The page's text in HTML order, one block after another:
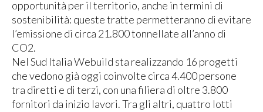
opportunità per il territorio, anche in termini di
sostenibilità: queste tratte permetteranno di evitare
l’emissione di circa 21.800 tonnellate all’anno di
CO2.
Nel Sud Italia Webuild sta realizzando 16 progetti
che vedono già oggi coinvolte circa 4.400 persone
tra diretti e di terzi, con una filiera di oltre 3.800
fornitori da inizio lavori. Tra gli altri, quattro lotti